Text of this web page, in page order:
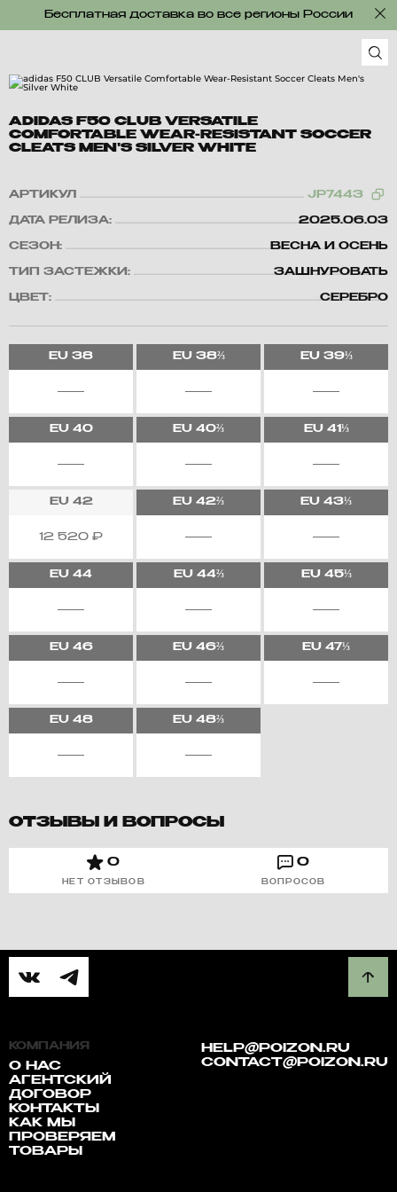
Бесплатная доставка во все регионы России
ADIDAS F50 CLUB VERSATILE
COMFORTABLE WEAR-RESISTANT SOCCER
CLEATS MEN'S SILVER WHITE
АРТИКУЛ JP7443
ДАТА РЕЛИЗА: 2025.06.03
СЕЗОН: ВЕСНА И ОСЕНЬ
ТИП ЗАСТЕЖКИ: ЗАШНУРОВАТЬ
ЦВЕТ: СЕРЕБРО
EU 38 EU38⅔ EU39⅓
EU40 EU 40⅔ EU41⅓
EU42
12 520 ₽
EU 42⅔ EU 43⅓
EU 44 EU44⅔ EU45⅓
EU46 EU 46⅔ EU 47⅓
EU48 EU 48⅔
ОТЗЫВЫ И ВОПРОСЫ
0
НЕТ ОТЗЫВОВ
0
ВОПРОСОВ
КОМПАНИЯ
О НАС
АГЕНТСКИЙ
ДОГОВОР
КОНТАКТЫ
КАК МЫ
ПРОВЕРЯЕМ
ТОВАРЫ
HELP@POIZON.RU
CONTACT@POIZON.RU